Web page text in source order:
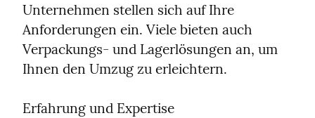
Unternehmen stellen sich auf Ihre
Anforderungen ein. Viele bieten auch
Verpackungs- und Lagerlösungen an, um
Ihnen den Umzug zu erleichtern.
Erfahrung und Expertise